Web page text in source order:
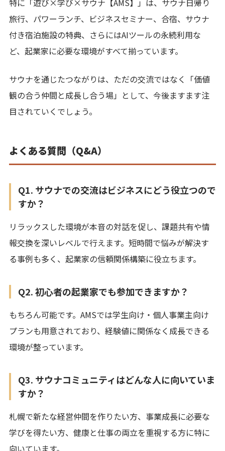
旅行、パワーランチ、ビジネスセミナー、合宿、サウナ
付き宿泊施設の特典、さらにはAIツールの永続利用な
ど、起業家に必要な環境がすべて揃っています。
サウナを通じたつながりは、ただの交流ではなく「価値
観の合う仲間と成長し合う場」として、今後ますます注
目されていくでしょう。
よくある質問（Q&A）
Q1. サウナでの交流はビジネスにどう役立つので
すか？
リラックスした環境が本音の対話を促し、課題共有や情
報交換を深いレベルで行えます。短時間で悩みが解決す
る事例も多く、起業家の信頼関係構築に役立ちます。
Q2. 初心者の起業家でも参加できますか？
もちろん可能です。AMSでは学生向け・個人事業主向け
プランも用意されており、経験値に関係なく成長できる
環境が整っています。
Q3. サウナコミュニティはどんな人に向いていま
すか？
札幌で新たな経営仲間を作りたい方、事業成長に必要な
学びを得たい方、健康と仕事の両立を重視する方に特に
向いています。